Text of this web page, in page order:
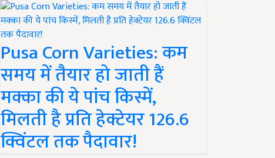
Pusa Corn Varieties: कम
समय में तैयार हो जाती हैं
मक्का की ये पांच किस्में,
मिलती है प्रति हेक्टेयर 126.6
क्विंटल तक पैदावार!